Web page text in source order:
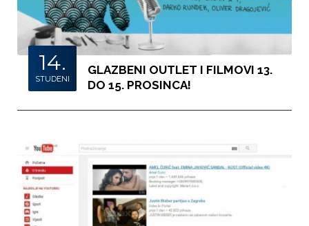
14.
STUDENI
GLAZBENI OUTLET I FILMOVI 13.
DO 15. PROSINCA!